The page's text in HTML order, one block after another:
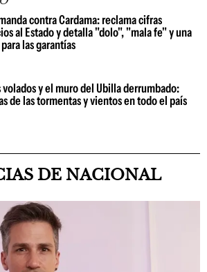
contra Cardama: reclama cifras
al Estado y detalla "dolo", "mala fe" y una
las garantías
y el muro del Ubilla derrumbado:
de las tormentas y vientos en todo el país
DE NACIONAL